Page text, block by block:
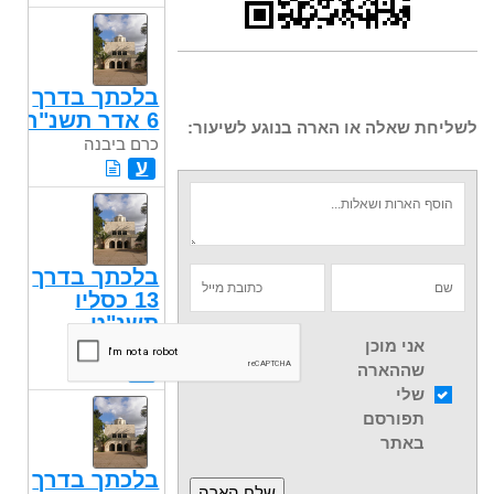
לשליחת שאלה או הארה בנוגע לשיעור:
אני מוכן
שההארה
שלי
תפורסם
באתר
בלכתך בדרך
6 אדר תשנ"ה
כרם ביבנה
ע
בלכתך בדרך
13 כסליו
תשנ"ט
כרם ביבנה
בלכתך בדרך